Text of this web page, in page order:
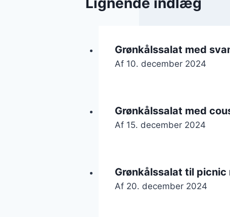
Grønkålssalat med
Af 10. december 2024
Grønkålssalat med
Af 15. december 2024
Grønkålssalat til picnic
Af 20. december 2024